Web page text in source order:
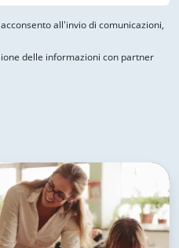
all'invio di comunicazioni,
delle informazioni con partner